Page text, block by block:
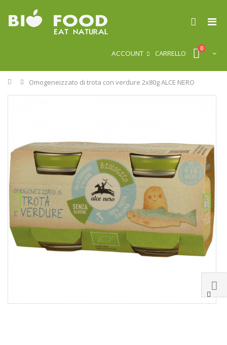
ACCOUNT CARRELLO
0
Home
Omogeneizzato di trota con verdure 2x80g ALCE NERO